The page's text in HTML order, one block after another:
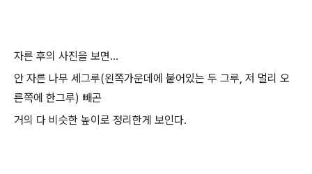
자른 후의 사진을 보면...
안 자른 나무 세그루(왼쪽가운데에 붙어있는 두 그루, 저 멀리 오
른쪽에 한그루) 빼곤
거의 다 비슷한 높이로 정리한게 보인다.